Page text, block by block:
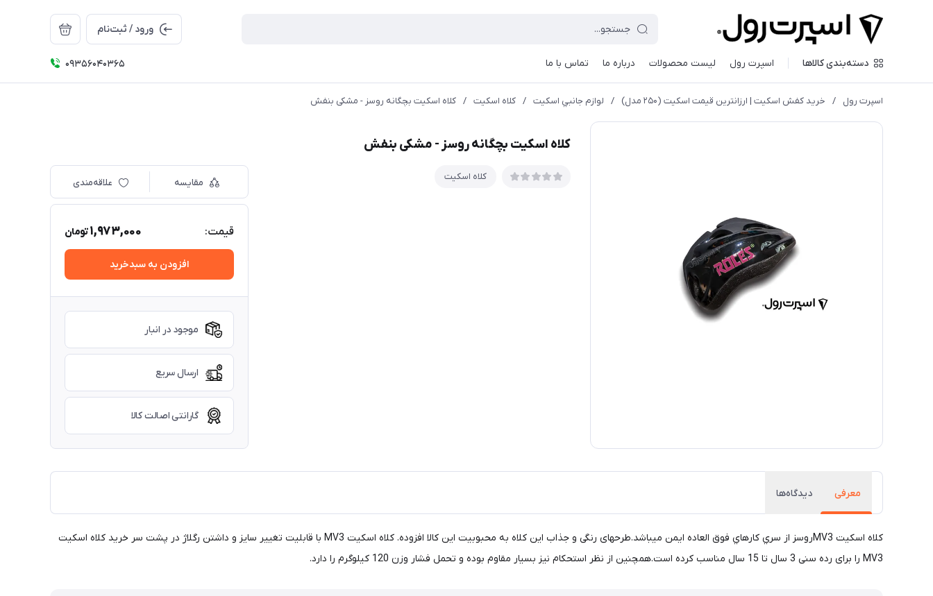
ورود / ثبت‌نام
دسته‌بندی کالاها اسپرت رول لیست محصولات درباره ما تماس با ما 09356040365
اسپرت رول / خريد كفش اسكيت | ارزانترين قيمت اسكيت (۲۵۰ مدل) / لوازم جانبي اسکیت / کلاه اسکیت / کلاه اسکیت بچگانه روسز - مشکی بنفش
کلاه اسکیت بچگانه روسز - مشکی بنفش
کلاه اسکیت
مقایسه علاقه‌مندی
قیمت: 1,973,000تومان
افزودن به سبدخرید
موجود در انبار
ارسال سریع
گارانتی اصالت کالا
معرفی دیدگاه‌ها
كلاه اسكيت MV3روسز از سري كارهاي فوق العاده ايمن ميباشد.طرحهای رنگی و جذاب اين كلاه به محبوبيت اين كالا افزوده. كلاه اسكيت MV3 با قابليت تغيير سايز و داشتن رگلاژ در پشت سر خريد كلاه اسكيت
MV3 را برای رده سنی 3 سال تا 15 سال مناسب كرده است.همچنين از نظر استحكام نيز بسيار مقاوم بوده و تحمل فشار وزن 120 كيلوگرم را دارد.